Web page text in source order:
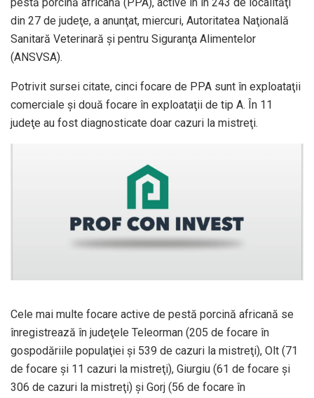
din 27 de judeţe, a anunţat, miercuri, Autoritatea Naţională
Sanitară Veterinară şi pentru Siguranţa Alimentelor
(ANSVSA).
Potrivit sursei citate, cinci focare de PPA sunt în exploataţii
comerciale şi două focare în exploataţii de tip A. În 11
judeţe au fost diagnosticate doar cazuri la mistreţi.
Cele mai multe focare active de pestă porcină africană se
înregistrează în judeţele Teleorman (205 de focare în
gospodăriile populaţiei şi 539 de cazuri la mistreţi), Olt (71
de focare şi 11 cazuri la mistreţi), Giurgiu (61 de focare şi
306 de cazuri la mistreţi) şi Gorj (56 de focare în